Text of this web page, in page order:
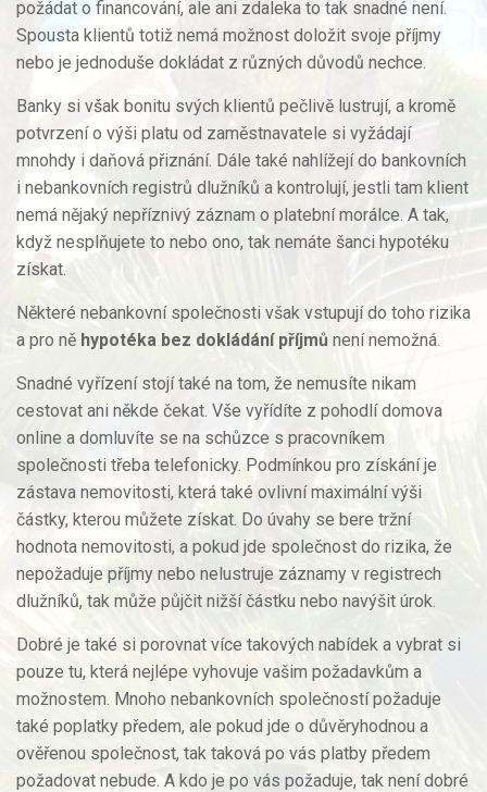
požádat o financování, ale ani zdaleka to tak snadné není.
Spousta klientů totiž nemá možnost doložit svoje příjmy
nebo je jednoduše dokládat z různých důvodů nechce.
Banky si však bonitu svých klientů pečlivě lustrují, a kromě
potvrzení o výši platu od zaměstnavatele si vyžádají
mnohdy i daňová přiznání. Dále také nahlížejí do bankovních
i nebankovních registrů dlužníků a kontrolují, jestli tam klient
nemá nějaký nepříznivý záznam o platební morálce. A tak,
když nesplňujete to nebo ono, tak nemáte šanci hypotéku
získat.
Některé nebankovní společnosti však vstupují do toho rizika
a pro ně hypotéka bez dokládání příjmů není nemožná.
Snadné vyřízení stojí také na tom, že nemusíte nikam
cestovat ani někde čekat. Vše vyřídíte z pohodlí domova
online a domluvíte se na schůzce s pracovníkem
společnosti třeba telefonicky. Podmínkou pro získání je
zástava nemovitosti, která také ovlivní maximální výši
částky, kterou můžete získat. Do úvahy se bere tržní
hodnota nemovitosti, a pokud jde společnost do rizika, že
nepožaduje příjmy nebo nelustruje záznamy v registrech
dlužníků, tak může půjčit nižší částku nebo navýšit úrok.
Dobré je také si porovnat více takových nabídek a vybrat si
pouze tu, která nejlépe vyhovuje vašim požadavkům a
možnostem. Mnoho nebankovních společností požaduje
také poplatky předem, ale pokud jde o důvěryhodnou a
ověřenou společnost, tak taková po vás platby předem
požadovat nebude. A kdo je po vás požaduje, tak není dobré